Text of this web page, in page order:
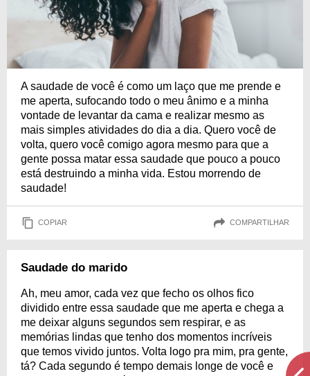
A saudade de você é como um laço que me prende e
me aperta, sufocando todo o meu ânimo e a minha
vontade de levantar da cama e realizar mesmo as
mais simples atividades do dia a dia. Quero você de
volta, quero você comigo agora mesmo para que a
gente possa matar essa saudade que pouco a pouco
está destruindo a minha vida. Estou morrendo de
saudade!
COPIAR COMPARTILHAR
Saudade do marido
Ah, meu amor, cada vez que fecho os olhos fico
dividido entre essa saudade que me aperta e chega a
me deixar alguns segundos sem respirar, e as
memórias lindas que tenho dos momentos incríveis
que temos vivido juntos. Volta logo pra mim, pra gente,
tá? Cada segundo é tempo demais longe de você e